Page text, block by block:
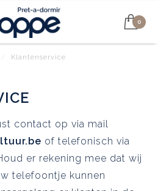
0
Klantenservice
contact op via mail
of telefonisch via
er rekening mee dat wij
telefoontje kunnen